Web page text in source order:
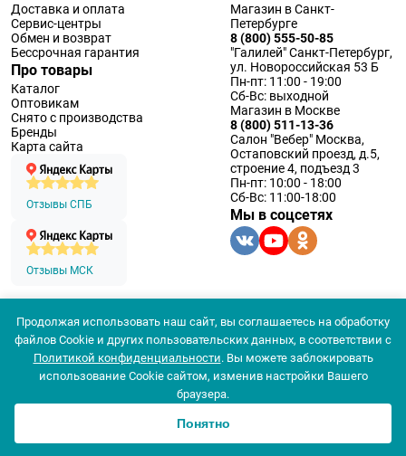
Популярные
Доставка и оплата
Сервис-центры
Обмен и возврат
Бессрочная гарантия
Про товары
Каталог
Оптовикам
Снято с производства
Бренды
Карта сайта
Отзывы СПБ
Отзывы МСК
Магазин в Санкт-
Петербурге
8 (800) 555-50-85
"Галилей" Санкт-Петербург,
ул. Новороссийская 53 Б
Пн-пт: 11:00 - 19:00
Сб-Вс: выходной
Магазин в Москве
8 (800) 511-13-36
Салон "Вебер" Москва,
Остаповский проезд, д.5,
строение 4, подъезд 3
Пн-пт: 10:00 - 18:00
Сб-Вс: 11:00-18:00
Мы в соцсетях
© 1994 — 2026 ООО «Наблюдательные приборы»
Политика конфеденциальности
Согласие на обработку персональных данных
Согласие использования
Продолжая использовать наш сайт, вы соглашаетесь на обработку
файлов Cookie и других пользовательских данных, в соответствии с
Политикой конфиденциальности. Вы можете заблокировать
использование Cookie сайтом, изменив настройки Вашего
браузера.
Понятно